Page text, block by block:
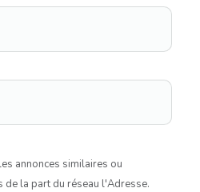
annonces similaires ou
la part du réseau l'Adresse.